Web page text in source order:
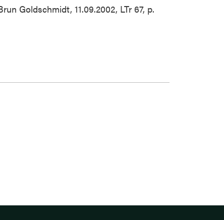
Goldschmidt, 11.09.2002, LTr 67, p.